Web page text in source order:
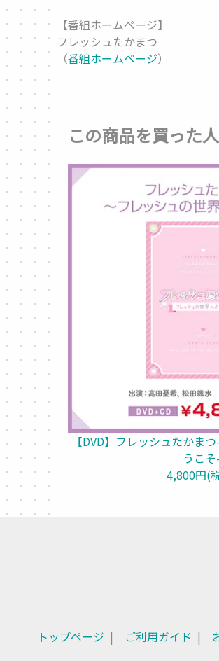
【番組ホームページ】
フレッシュたかまつ
（番組ホームページ）
この商品を買った
【DVD】フレッシュたかま
うこそ-
4,800円(
トップページ ご利用ガイド